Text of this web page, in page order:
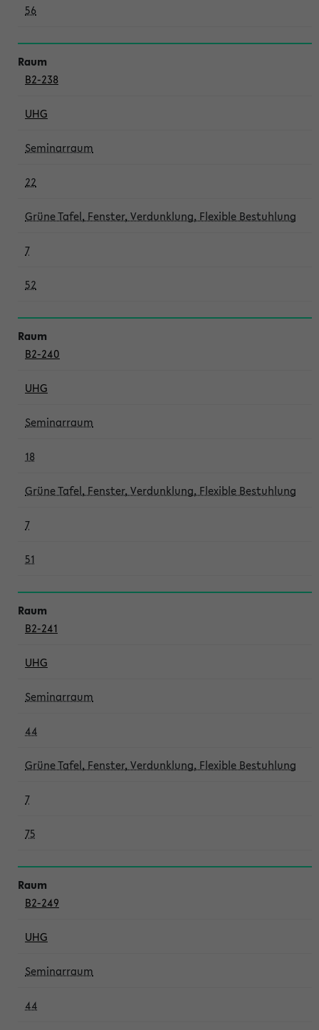
56
B2-238
UHG
Seminarraum
22
Grüne Tafel, Fenster, Verdunklung, Flexible Bestuhlung
7
52
B2-240
UHG
Seminarraum
18
Grüne Tafel, Fenster, Verdunklung, Flexible Bestuhlung
7
51
B2-241
UHG
Seminarraum
44
Grüne Tafel, Fenster, Verdunklung, Flexible Bestuhlung
7
75
B2-249
UHG
Seminarraum
44